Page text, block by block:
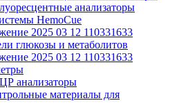
анализаторы
HemoCue
глюкозы и метаболитов
анализаторы
материалы для